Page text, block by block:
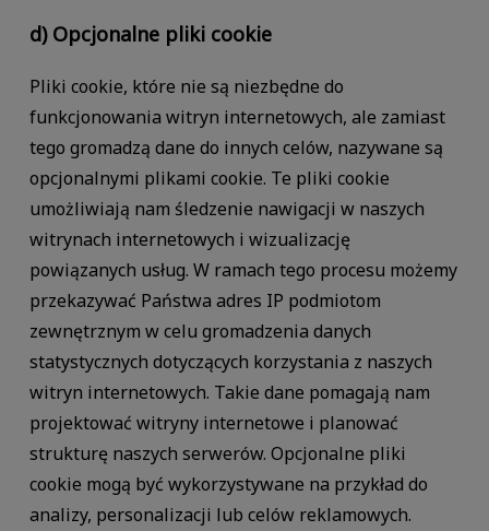
d) Opcjonalne pliki cookie
Pliki cookie, które nie są niezbędne do
funkcjonowania witryn internetowych, ale zamiast
tego gromadzą dane do innych celów, nazywane są
opcjonalnymi plikami cookie. Te pliki cookie
umożliwiają nam śledzenie nawigacji w naszych
witrynach internetowych i wizualizację
powiązanych usług. W ramach tego procesu możemy
przekazywać Państwa adres IP podmiotom
zewnętrznym w celu gromadzenia danych
statystycznych dotyczących korzystania z naszych
witryn internetowych. Takie dane pomagają nam
projektować witryny internetowe i planować
strukturę naszych serwerów. Opcjonalne pliki
cookie mogą być wykorzystywane na przykład do
analizy, personalizacji lub celów reklamowych.